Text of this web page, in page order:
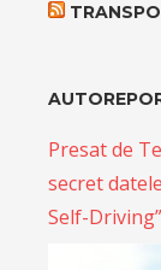
Presat de
secret
Self-Driving”